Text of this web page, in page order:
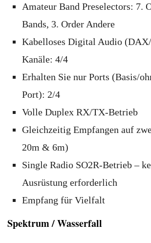
Amateur Band Preselectors: 7.
Bands, 3. Order Andere
Kabelloses Digital Audio
Kanäle: 4/4
Erhalten Sie nur Ports (Basis/
Port): 2/4
Volle Duplex RX/TX-Betrieb
Gleichzeitig Empfangen auf
20m & 6m)
Single Radio SO2R-Betrieb –
Ausrüstung erforderlich
Empfang für Vielfalt
Spektrum / Wasserfall